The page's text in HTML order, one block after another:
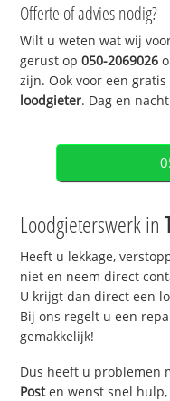
Offerte of advies nodig?
Wilt u weten wat wij
gerust op050-2069026
zijn. Ook voor een gratis
loodgieter. Dag en
Loodgieterswerk in
Heeft u lekkage,
niet en neem direct
U krijgt dan direct een
Bij ons regelt u een
gemakkelijk!
Dus heeft u problemen
Posten wenst snel hulp,